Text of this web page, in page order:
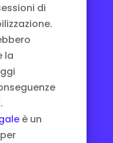
di
la
è un